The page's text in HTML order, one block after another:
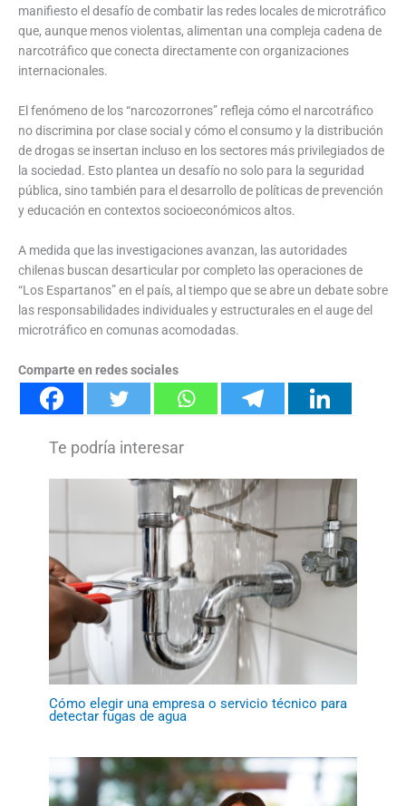
manifiesto el desafío de combatir las redes locales de microtráfico
que, aunque menos violentas, alimentan una compleja cadena de
narcotráfico que conecta directamente con organizaciones
internacionales.
El fenómeno de los “narcozorrones” refleja cómo el narcotráfico
no discrimina por clase social y cómo el consumo y la distribución
de drogas se insertan incluso en los sectores más privilegiados de
la sociedad. Esto plantea un desafío no solo para la seguridad
pública, sino también para el desarrollo de políticas de prevención
y educación en contextos socioeconómicos altos.
A medida que las investigaciones avanzan, las autoridades
chilenas buscan desarticular por completo las operaciones de
“Los Espartanos” en el país, al tiempo que se abre un debate sobre
las responsabilidades individuales y estructurales en el auge del
microtráfico en comunas acomodadas.
Comparte en redes sociales
Cómo elegir una empresa o servicio técnico para
detectar fugas de agua